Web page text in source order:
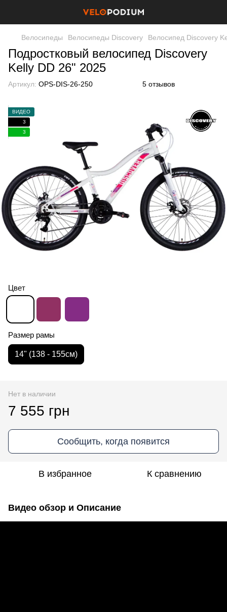
Велосипеды Велосипеды Discovery Велосипед Discovery
Подростковый велосипед Discovery
Kelly DD 26" 2025
Артикул: OPS-DIS-26-250 5 отзывов
ВИДЕО
3
3
Цвет
Размер рамы
14" (138 - 155cм)
Нет в наличии
7 555 грн
Сообщить, когда появится
В избранное К сравнению
Видео обзор и Описание